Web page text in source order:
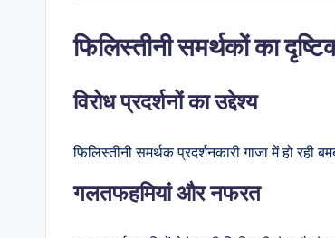
फिलिस्तीनी समर्थकों का
विरोध प्रदर्शनों का उद्देश्य
फिलिस्तीनी समर्थक प्रदर्शनकारी गाजा में हो रही
गलतफहमियां और नफरत